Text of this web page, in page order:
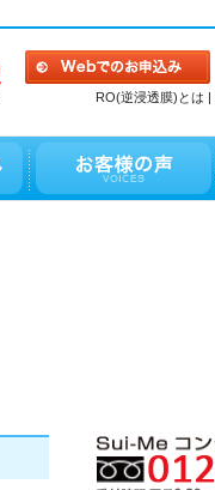
RO(逆浸透膜)とは |